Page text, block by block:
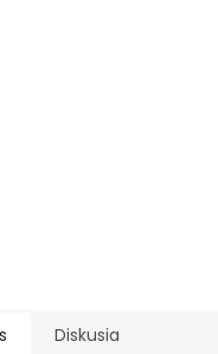
Diskusia